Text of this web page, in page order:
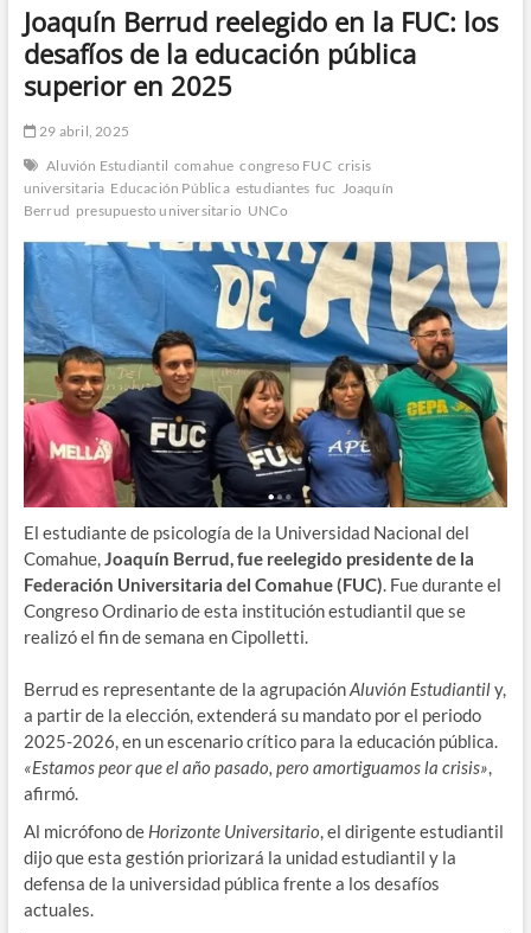
d
e
Joaquín Berrud reelegido en la FUC: los
desafíos de la educación pública
superior en 2025
29 abril, 2025
Aluvión Estudiantil comahue congreso FUC crisis
universitaria Educación Pública estudiantes fuc Joaquín
Berrud presupuesto universitario UNCo
El estudiante de psicología de la Universidad Nacional del
Comahue,Joaquín Berrud, fue reelegido presidente de la
Federación Universitaria del Comahue (FUC). Fue durante el
Congreso Ordinario de esta institución estudiantil que se
realizó el fin de semana en Cipolletti.
Berrud es representante de la agrupaciónAluvión Estudiantily,
a partir de la elección, extenderá su mandato por el periodo
2025-2026, en un escenario crítico para la educación pública.
«Estamos peor que el año pasado, pero amortiguamos la crisis»,
afirmó.
Al micrófono de Horizonte Universitario, el dirigente estudiantil
dijo que esta gestión priorizará la unidad estudiantil y la
defensa de la universidad pública frente a los desafíos
actuales.